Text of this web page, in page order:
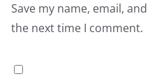
Save my name, email,
the next time I comment.